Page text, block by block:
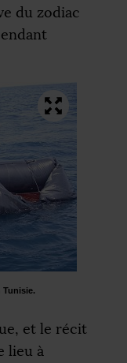
du zodiac
Tunisie.
et le récit
lieu à